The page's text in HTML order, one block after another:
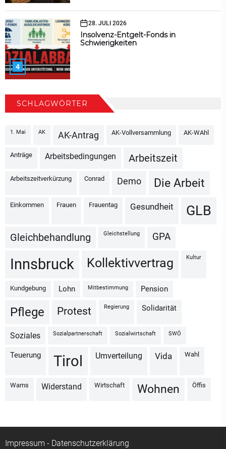
4
28. JULI 2026
Insolvenz-Entgelt-Fonds in
Schwierigkeiten
SCHLAGWÖRTER
1. Mai AK AK-Antrag AK-Vollversammlung AK-WAhl
Anträge Arbeitsbedingungen Arbeitszeit
Arbeitszeitverkürzung Conrad Demo Die Arbeit
Einkommen Frauen Frauentag Gesundheit GLB
Gleichbehandlung Gleichstellung GPA
Innsbruck Kollektivvertrag Kultur
Kundgebung Lohn Mitbestimmung Pension
Pflege Protest Regierung Solidarität
Soziales Sozialpartnerschaft Sozialwirtschaft SWÖ
Teuerung Tirol Umverteilung vida Wahl
Wams Widerstand Wirtschaft Wohnen Öffis
Impressum - Datenschutzerklärung